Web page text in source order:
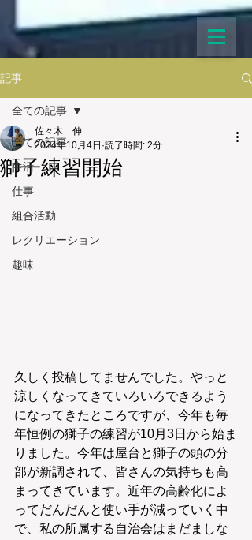
記事
全ての記事
生活
仕事
組合活動
レクリエーション
趣味
全ての記事
獅子練習開始
佐々木 伸
2024年10月4日 読了時間: 2分
久しく投稿してませんでした。やっと
涼しくなってきていろいろできるよう
になってきたところですが、今年も毎
年恒例の獅子の練習が10月3日から始ま
りました。今年は屋台と獅子の頭の分
部が新調されて、皆さんの気持ちも高
まってきています。近年の高齢化によ
ってだんだんと使い手が減っていく中
で、私の所属する自治会はまだましな